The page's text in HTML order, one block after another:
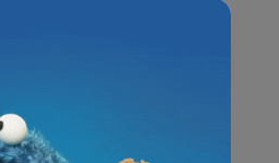
oder benötigen
Sie uns an.